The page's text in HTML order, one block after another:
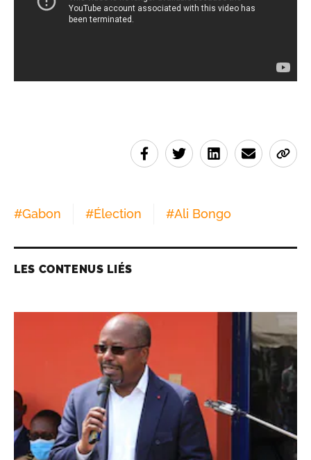
#Gabon #Élection #Ali Bongo
LES CONTENUS LIÉS